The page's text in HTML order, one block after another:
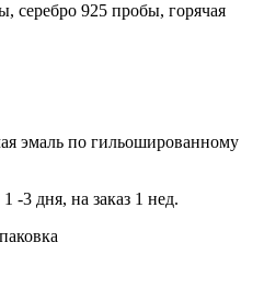
серебро 925 пробы, горячая
эмаль по гильошированному
-3 дня, на заказ 1 нед.